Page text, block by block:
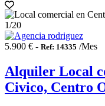
1/20
5.900 € - Ref: 14335 /Mes
Alquiler Local
Civico, Centro